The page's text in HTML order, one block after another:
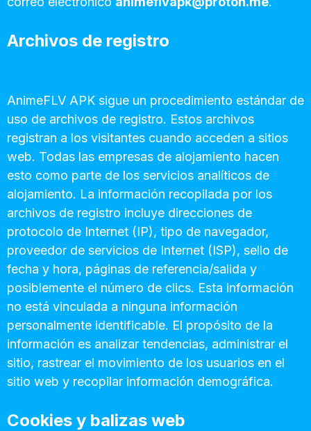
Archivos de registro
AnimeFLV APK sigue un procedimiento estándar de
uso de archivos de registro. Estos archivos
registran a los visitantes cuando acceden a sitios
web. Todas las empresas de alojamiento hacen
esto como parte de los servicios analíticos de
alojamiento. La información recopilada por los
archivos de registro incluye direcciones de
protocolo de Internet (IP), tipo de navegador,
proveedor de servicios de Internet (ISP), sello de
fecha y hora, páginas de referencia/salida y
posiblemente el número de clics. Esta información
no está vinculada a ninguna información
personalmente identificable. El propósito de la
información es analizar tendencias, administrar el
sitio, rastrear el movimiento de los usuarios en el
sitio web y recopilar información demográfica.
Cookies y balizas web